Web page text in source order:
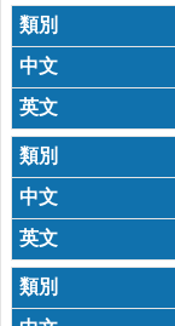
務
醫
療
資
源
社
區
資
源
門